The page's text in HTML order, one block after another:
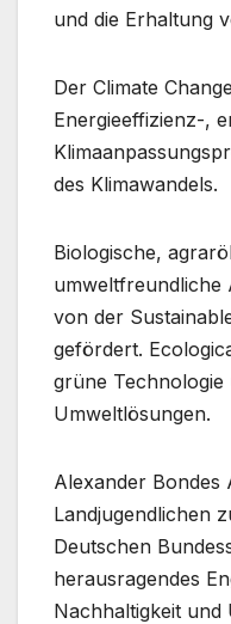
und die Erhaltung
Der Climate
Energieeffizienz-,
des Klimawandels.
Biologische,
umweltfreundliche
von der
gefördert.
grüne Technologie
Umweltlösungen.
Alexander Bondes
Landjugendlichen
Deutschen
herausragendes
Nachhaltigkeit und